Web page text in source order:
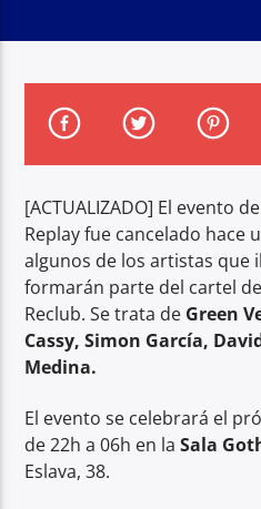
SUPER FLU
Center Waves
[ACTUALIZADO] El evento
Replay fue cancelado hace
algunos de los artistas que
formarán parte del cartel
Reclub. Se trata de Green
Cassy, Simon García,
Medina.
El evento se celebrará el
de 22h a 06h en laSala
Eslava, 38.